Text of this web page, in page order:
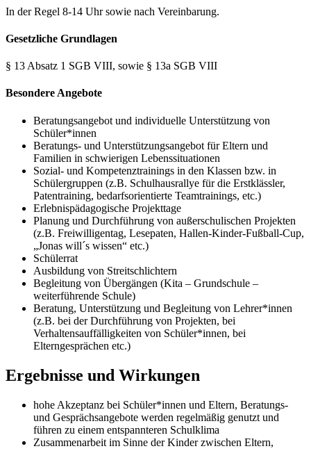
In der Regel 8-14 Uhr sowie nach Vereinbarung.
Gesetzliche Grundlagen
§ 13 Absatz 1 SGB VIII, sowie § 13a SGB VIII
Besondere Angebote
Beratungsangebot und individuelle Unterstützung von
Schüler*innen
Beratungs- und Unterstützungsangebot für Eltern und
Familien in schwierigen Lebenssituationen
Sozial- und Kompetenztrainings in den Klassen bzw. in
Schülergruppen (z.B. Schulhausrallye für die Erstklässler,
Patentraining, bedarfsorientierte Teamtrainings, etc.)
Erlebnispädagogische Projekttage
Planung und Durchführung von außerschulischen Projekten
(z.B. Freiwilligentag, Lesepaten, Hallen-Kinder-Fußball-Cup,
„Jonas will´s wissen“ etc.)
Schülerrat
Ausbildung von Streitschlichtern
Begleitung von Übergängen (Kita – Grundschule –
weiterführende Schule)
Beratung, Unterstützung und Begleitung von Lehrer*innen
(z.B. bei der Durchführung von Projekten, bei
Verhaltensauffälligkeiten von Schüler*innen, bei
Elterngesprächen etc.)
Ergebnisse und Wirkungen
hohe Akzeptanz bei Schüler*innen und Eltern, Beratungs-
und Gesprächsangebote werden regelmäßig genutzt und
führen zu einem entspannteren Schulklima
Zusammenarbeit im Sinne der Kinder zwischen Eltern,